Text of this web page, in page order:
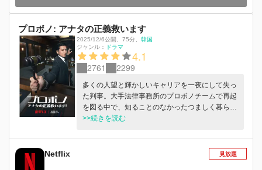
プロボノ: アナタの正義救います
2025/12/6公開 75分
韓国
ジャンル：
ドラマ
4.1
2761 2299
多くの人望と輝かしいキャリアを一夜にして失っ
た判事。大手法律事務所のプロボノチームで再起
を図る中で、知ることのなかったつましく暮らす
人たちと出会い、希望と使命を見いだしていく。
>>続きを読む
Netflix 見放題